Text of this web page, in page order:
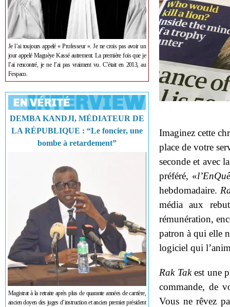
Je l’ai toujours appelé « Professeur ». Je ne crois pas avoir un
jour appelé Maguèye Kassé autrement. La première fois que je
l’ai rencontré, je ne l’ai pas vraiment vu. C’était en 2013, au
Fespaco.
DEMBA KANDJI, MÉDIATEUR DE
LA RÉPUBLIQUE : “Le foncier, une
bombe à retardement”
Magistrat à la retraite après plus de quarante années de carrière,
ancien doyen des juges d’instruction et ancien premier président
Imaginez cette
place de votre
seconde et avec
préféré, «
hebdomadaire.
média aux
rémunération,
patron à qui elle
logiciel qui
Rak Takest une
commande, de
Vous ne rêvez